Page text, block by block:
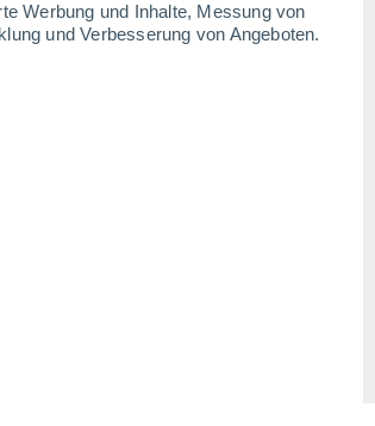
Werbung und Inhalte, Messung von
und Verbesserung von Angeboten.